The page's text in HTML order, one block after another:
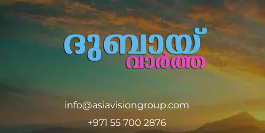
info@asiavisiongroup.com
+971 55 700 2876